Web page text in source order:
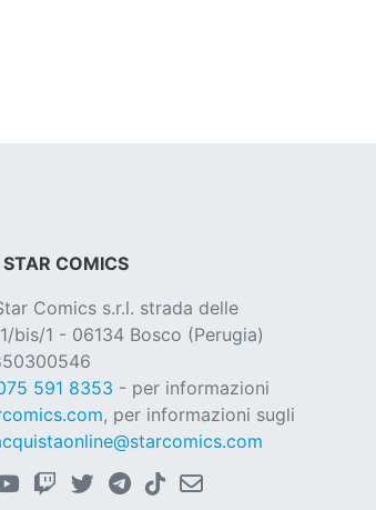
COMICS
Comics s.r.l. strada delle
bis/1 - 06134 Bosco (Perugia)
591 8353 - per informazioni
, per informazioni sugli